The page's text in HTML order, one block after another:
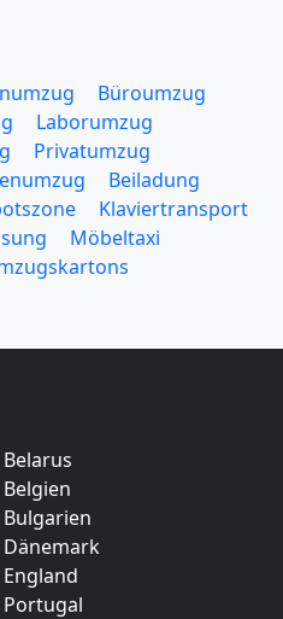
Büroumzug
Laborumzug
Privatumzug
Beiladung
Klaviertransport
Möbeltaxi
Portugal